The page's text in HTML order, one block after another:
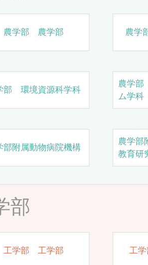
農学部 農学部 農学
部 環境資源科学科
農学
ム学科
部附属動物病院機構
農学部
教育研
部
工学部 工学部 工